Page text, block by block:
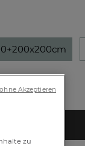
zu
Akzeptieren